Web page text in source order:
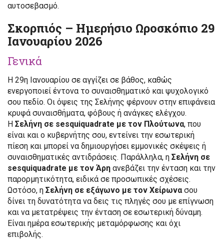
αυτοσεβασμό.
Σκορπιός – Ημερήσιο Ωροσκόπιο 29
Ιανουαρίου 2026
Γενικά
Η 29η Ιανουαρίου σε αγγίζει σε βάθος, καθώς
ενεργοποιεί έντονα το συναισθηματικό και ψυχολογικό
σου πεδίο. Οι όψεις της Σελήνης φέρνουν στην επιφάνεια
κρυφά συναισθήματα, φόβους ή ανάγκες ελέγχου.
Η Σελήνη σε sesquiquadrate με τον Πλούτωνα, που
είναι και ο κυβερνήτης σου, εντείνει την εσωτερική
πίεση και μπορεί να δημιουργήσει εμμονικές σκέψεις ή
συναισθηματικές αντιδράσεις. Παράλληλα, η Σελήνη σε
sesquiquadrate με τον Άρη ανεβάζει την ένταση και την
παρορμητικότητα, ειδικά σε προσωπικές σχέσεις.
Ωστόσο, η Σελήνη σε εξάγωνο με τον Χείρωνασου
δίνει τη δυνατότητα να δεις τις πληγές σου με επίγνωση
και να μετατρέψεις την ένταση σε εσωτερική δύναμη.
Είναι ημέρα εσωτερικής μεταμόρφωσης και όχι
επιβολής.